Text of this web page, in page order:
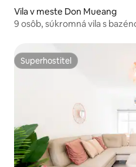
Vila v meste Don Mueang
9 osôb, súkromná vila s
Superhostiteľ
Superhostiteľ